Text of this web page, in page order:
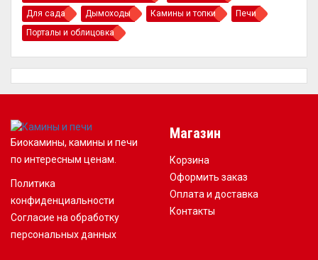
Для сада
Дымоходы Камины и топки
Печи
Порталы и облицовка
Биокамины, камины и печи
по интересным ценам.
Политика
конфиденциальности
Согласие на обработку
персональных данных
Магазин
Корзина
Оформить заказ
Оплата и доставка
Контакты